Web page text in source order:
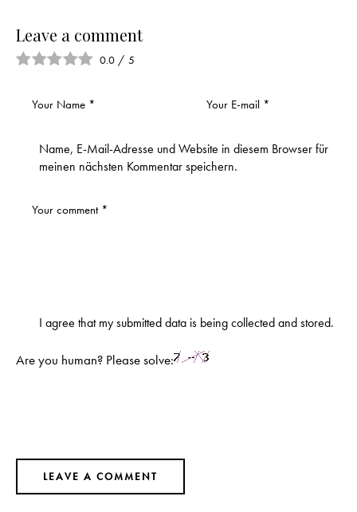
Leave a comment
0.0 / 5
Name, E-Mail-Adresse und Website in diesem Browser für
meinen nächsten Kommentar speichern.
I agree that my submitted data is beingcollected and stored.
Are you human? Please solve: